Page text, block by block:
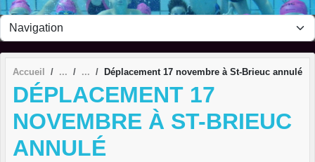
Accueil Déplacement 17 novembre à St-Brieuc annulé
DÉPLACEMENT 17
NOVEMBRE À ST-BRIEUC
ANNULÉ